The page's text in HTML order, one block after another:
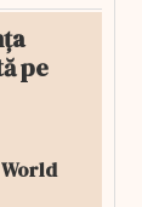
pe